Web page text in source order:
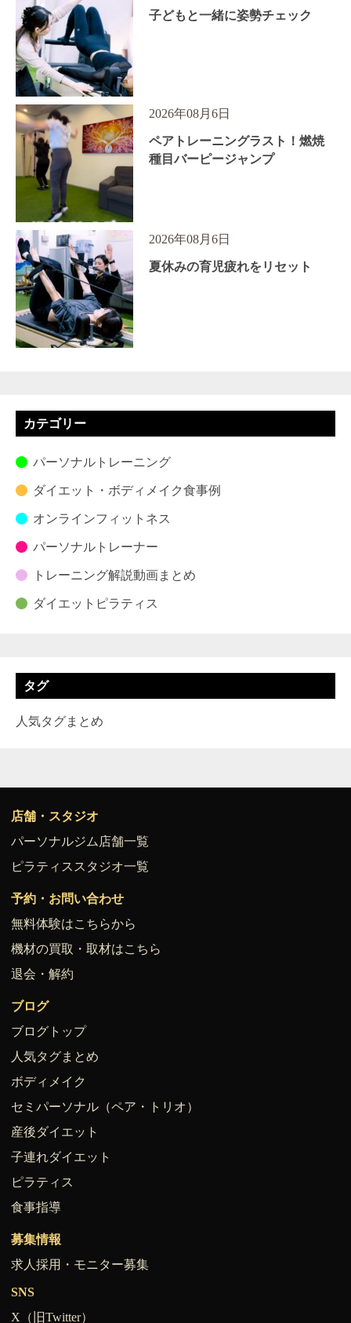
子どもと一緒に姿勢チェック
2026年08月6日
ペアトレーニングラスト！燃焼
種目バーピージャンプ
2026年08月6日
夏休みの育児疲れをリセット
カテゴリー
パーソナルトレーニング
ダイエット・ボディメイク食事例
オンラインフィットネス
パーソナルトレーナー
トレーニング解説動画まとめ
ダイエットピラティス
タグ
人気タグまとめ
店舗・スタジオ
パーソナルジム店舗一覧
ピラティススタジオ一覧
予約・お問い合わせ
無料体験はこちらから
機材の買取・取材はこちら
退会・解約
ブログ
ブログトップ
人気タグまとめ
ボディメイク
セミパーソナル（ペア・トリオ）
産後ダイエット
子連れダイエット
ピラティス
食事指導
募集情報
求人採用・モニター募集
SNS
X（旧Twitter）